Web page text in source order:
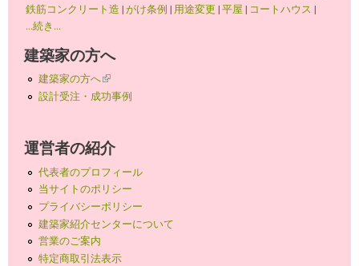
鉄筋コンクリート造 |がけ条例 | 用途変更 |平屋 | コートハウス |
...続き...
建築家の方へ
建築家の方へ(link is external)
設計受注・成功事例
運営者の紹介
代表者のプロフィール
当サイトのポリシー
プライバシーポリシー
建築家紹介センターについて
営業のご案内
特定商取引法表示